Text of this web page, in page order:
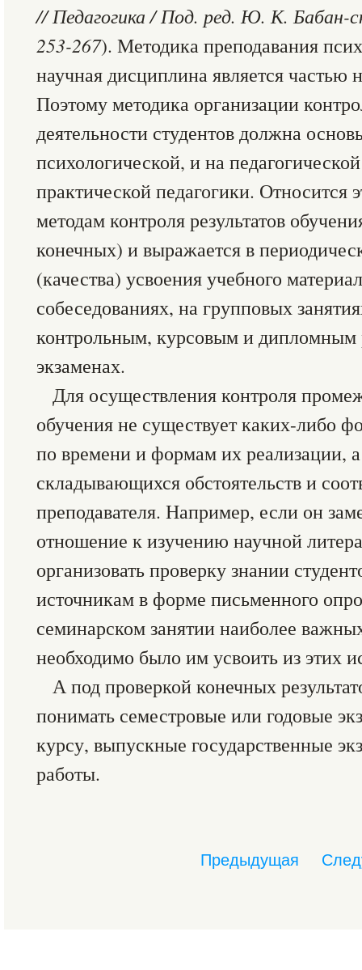
// Педагогика / Под. ред. Ю. К.
253-267). Методика преподавания
научная дисциплина является частью
Поэтому методика организации
деятельности студентов должна
психологической, и на
практической педагогики. Относится
методам контроля результатов
конечных) и выражается в
(качества) усвоения учебного
собеседованиях, на групповых
контрольным, курсовым и дипломным
экзаменах.
Для осуществления контроля
обучения не существует каких-либо
по времени и формам их реализации, а
складывающихся обстоятельств и
преподавателя. Например, если он
отношение к изучению научной
организовать проверку знании
источникам в форме письменного
семинарском занятии наиболее
необходимо было им усвоить из этих
А под проверкой конечных
понимать семестровые или годовые
курсу, выпускные государственные
работы.
Предыдущая